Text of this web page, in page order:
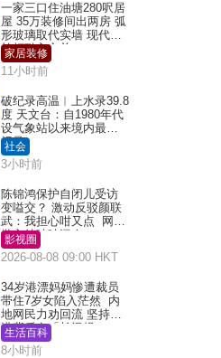
一家三口住油塘280呎居
屋 35万装修间出两房 弧
形玻璃取代实墙 现代神
枱柜融入玄关
家居装修
11小时前
破纪录高温︱上水录39.8
度 天文台：自1980年代
设气象站以来境内最高
纪录
社会
3小时前
陈锦鸿保护自闭儿受访
变嗌交？ 激动反驳颜联
武：我担心咁又点 网民
批主持咄咄逼人
影视圈
2026-08-08 09:00 HKT
34岁港漂妈妈惨遭裁员
带住7岁女陷入茫然 内
地网民力劝回流 坚持留
港背后有「长远规
划」？
生活百科
8小时前